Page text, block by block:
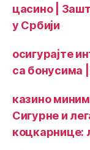
цасино |
у Србији
осигурајте
са бонусима
казино
Сигурне и
коцкарнице: